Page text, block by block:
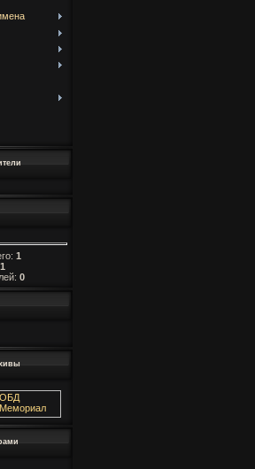
1
1
0